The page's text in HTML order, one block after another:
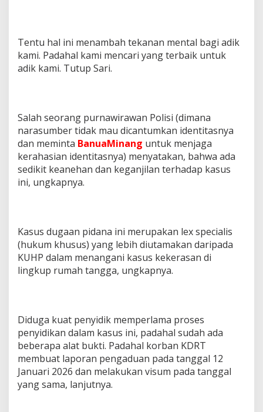
Tentu hal ini menambah tekanan mental bagi adik
kami. Padahal kami mencari yang terbaik untuk
adik kami. Tutup Sari.
Salah seorang purnawirawan Polisi (dimana
narasumber tidak mau dicantumkan identitasnya
dan meminta BanuaMinang untuk menjaga
kerahasian identitasnya) menyatakan, bahwa ada
sedikit keanehan dan keganjilan terhadap kasus
ini, ungkapnya.
Kasus dugaan pidana ini merupakan lex specialis
(hukum khusus) yang lebih diutamakan daripada
KUHP dalam menangani kasus kekerasan di
lingkup rumah tangga, ungkapnya.
Diduga kuat penyidik memperlama proses
penyidikan dalam kasus ini, padahal sudah ada
beberapa alat bukti. Padahal korban KDRT
membuat laporan pengaduan pada tanggal 12
Januari 2026 dan melakukan visum pada tanggal
yang sama, lanjutnya.